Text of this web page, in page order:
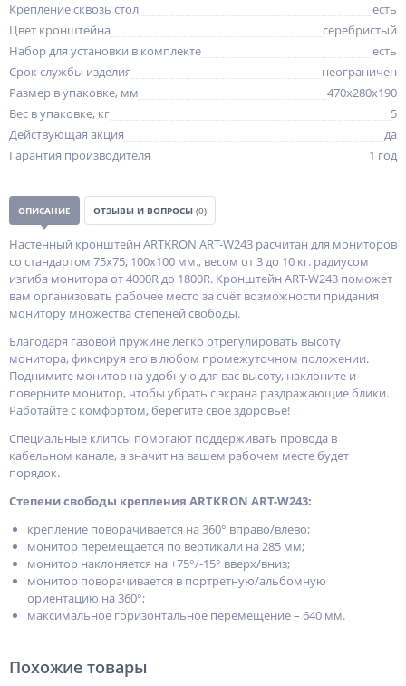
Крепление сквозь стол
есть
Цвет кронштейна
серебристый
Набор для установки в комплекте
есть
Срок службы изделия
неограничен
Размер в упаковке, мм
470x280x190
Вес в упаковке, кг
5
Действующая акция
да
Гарантия производителя
1 год
ОПИСАНИЕ ОТЗЫВЫ И ВОПРОСЫ (0)
Настенный кронштейн ARTKRON ART-W243 расчитан для мониторов
со стандартом 75х75, 100х100 мм., весом от 3 до 10 кг. радиусом
изгиба монитора от 4000R до 1800R. Кронштейн ART-W243 поможет
вам организовать рабочее место за счёт возможности придания
монитору множества степеней свободы.
Благодаря газовой пружине легко отрегулировать высоту
монитора, фиксируя его в любом промежуточном положении.
Поднимите монитор на удобную для вас высоту, наклоните и
поверните монитор, чтобы убрать с экрана раздражающие блики.
Работайте с комфортом, берегите своё здоровье!
Специальные клипсы помогают поддерживать провода в
кабельном канале, а значит на вашем рабочем месте будет
порядок.
Степени свободы крепления ARTKRON ART-W243:
крепление поворачивается на 360° вправо/влево;
монитор перемещается по вертикали на 285 мм;
монитор наклоняется на +75°/-15° вверх/вниз;
монитор поворачивается в портретную/альбомную
ориентацию на 360°;
максимальное горизонтальное перемещение – 640 мм.
Похожие товары